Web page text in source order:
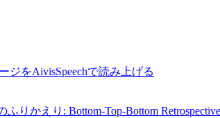
ジをAivisSpeechで読み上げる
りかえり: Bottom-Top-Bottom Retrospective